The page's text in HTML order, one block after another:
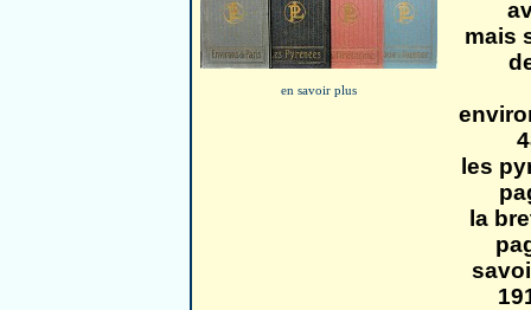
en savoir plus
mais
les
la